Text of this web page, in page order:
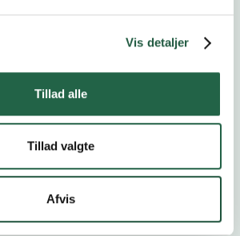
Vis detaljer
Tillad alle
Tillad valgte
Afvis
Kalender
Landbrug
Høstfest